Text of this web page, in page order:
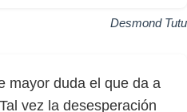
Desmond Tutu
mayor duda el que da a
vez la desesperación